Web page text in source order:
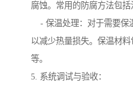
腐蚀。常用的防腐方法包括
- 保温处理：对于需要保
以减少热量损失。保温材
等。
5. 系统调试与验收：